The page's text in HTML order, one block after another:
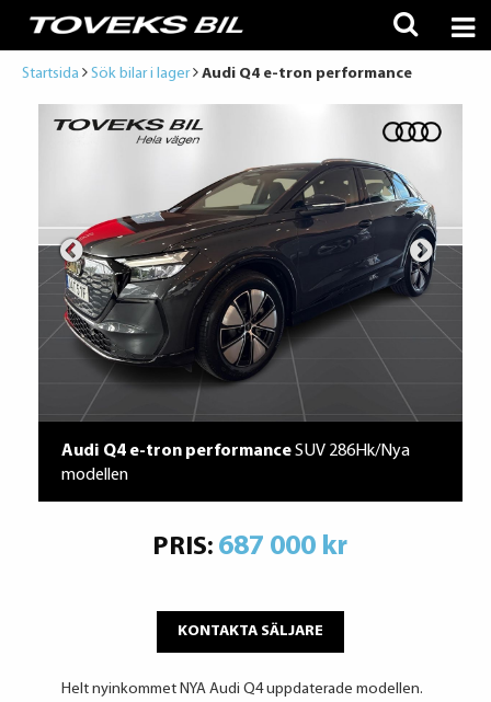
Startsida Sök bilar i lager Audi Q4 e-tron performance
Audi Q4 e-tron performanceSUV 286Hk/Nya
modellen
PRIS: 687 000 kr
KONTAKTA SÄLJARE
Helt nyinkommet NYA Audi Q4 uppdaterade modellen.